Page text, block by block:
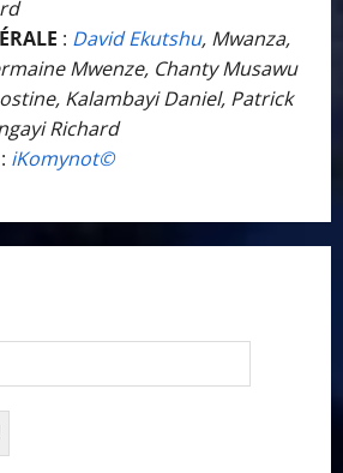
: David Ekutshu, Mwanza,
Mwenze, Chanty Musawu
Kalambayi Daniel, Patrick
Richard
: iKomynot©️